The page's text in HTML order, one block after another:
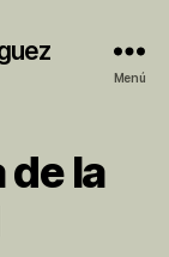
Menú
la